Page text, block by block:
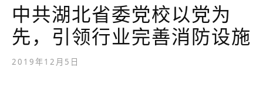
中共湖北省委党校以党为
先，引领行业完善消防设施
2019年12月5日